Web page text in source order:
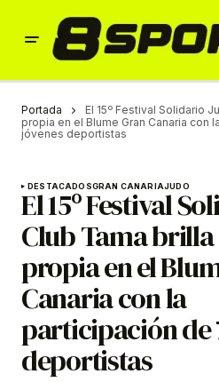
Portada
El 15º Festival Solidario
propia en el Blume Gran Canaria con
jóvenes deportistas
DESTACADOSGRAN CANARIAJUDO
El 15º Festival
Club Tama
propia en el
Canaria con la
participación de
deportistas